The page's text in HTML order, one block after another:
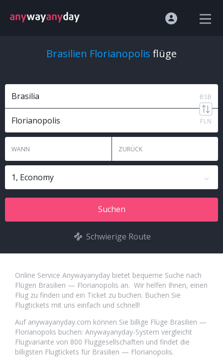
Brasilien Florianopolis flüge
Brasilia BSB
Florianopolis FLN
WANN ZURÜCK
1, Economy
Schwierige Route
Suchen
Online Service Anywayanyday bietet bequeme Suche nach
Flügen Brasilien — Florianopolis an. Wir helfen Ihnen, einen
Flug zu finden und ein Ticket zu buchen. Buchen Sie
Flugtickets mit uns einfach und schnell!
Auf anywayanyday.com können Sie billige Flüge Brasilien —
Florianopolis buchen: Anywayanyday-System vergleicht
Flugvariante von 800 Fluggesellschaften und findet die
billigsten Flugtickets für Brasilien — Florianopolis.